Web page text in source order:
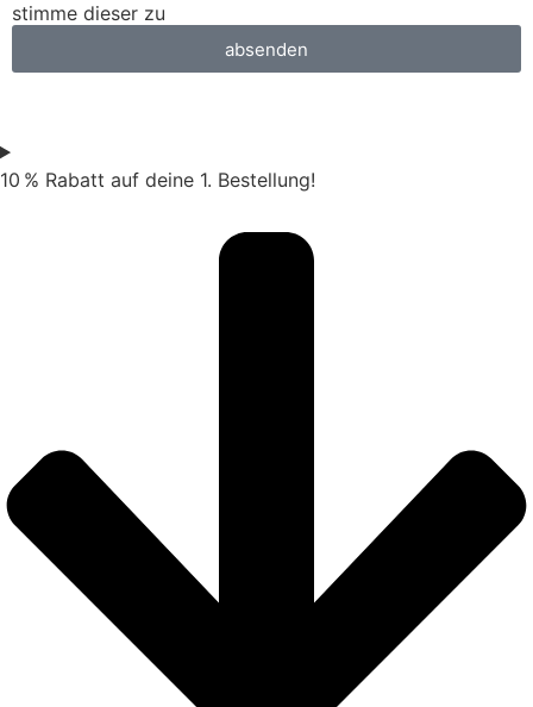
stimme dieser zu
absenden
10 % Rabatt auf deine 1. Bestellung!